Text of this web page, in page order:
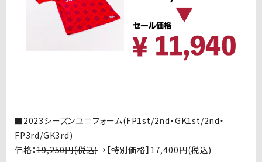
■2023シーズンユニフォーム(FP1st/2nd・GK1st/2nd・
FP3rd/GK3rd)
価格：19,250円(税込)→【特別価格】 17,400円(税込)